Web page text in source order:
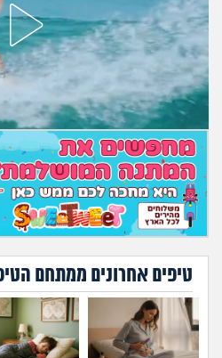
טיפים אחרונים ממתחם